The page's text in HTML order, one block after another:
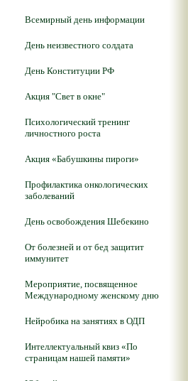
Всемирный день информации
День неизвестного солдата
День Конституции РФ
Акция "Свет в окне"
Психологический тренинг
личностного роста
Акция «Бабушкины пироги»
Профилактика онкологических
заболеваний
День освобождения Шебекино
От болезней и от бед защитит
иммунитет
Мероприятие, посвященное
Международному женскому дню
Нейробика на занятиях в ОДП
Интеллектуальный квиз «По
страницам нашей памяти»